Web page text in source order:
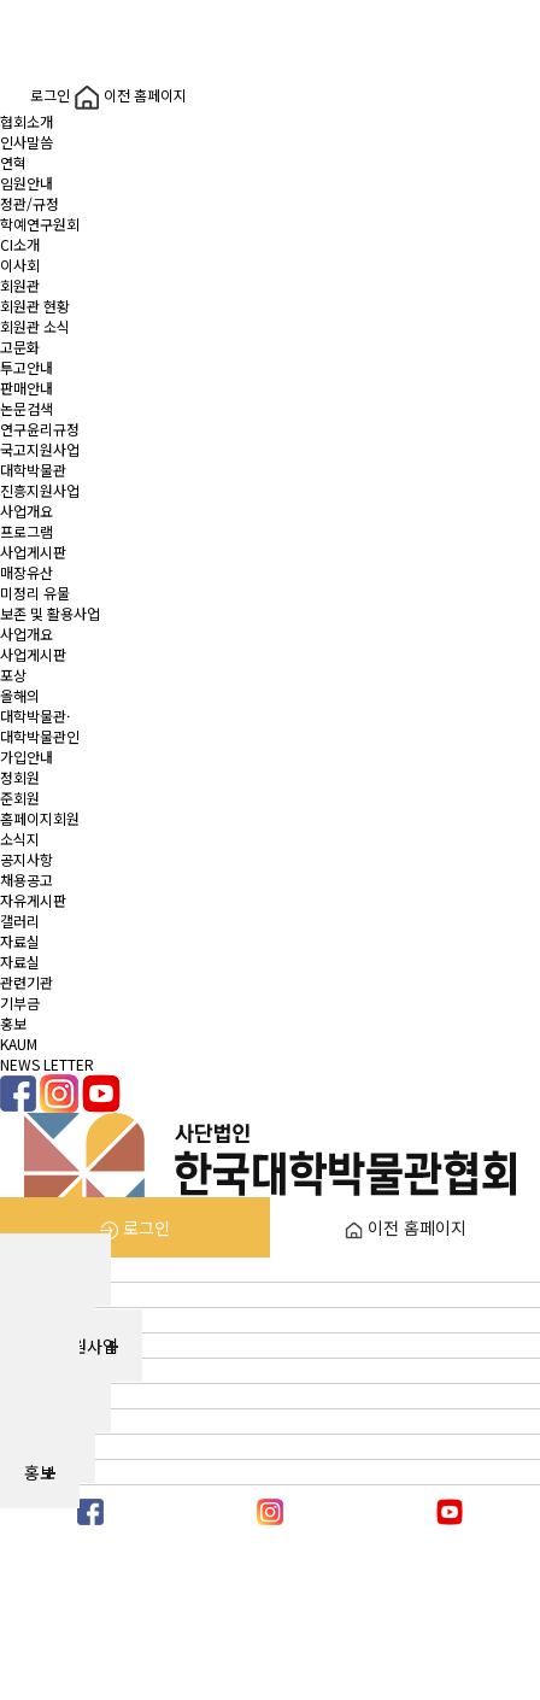
로그인
이전 홈페이지
협회소개
인사말씀
연혁
임원안내
정관/규정
학예연구원회
CI소개
이사회
회원관
회원관 현황
회원관 소식
고문화
투고안내
판매안내
논문검색
연구윤리규정
국고지원사업
대학박물관
진흥지원사업
사업개요
프로그램
사업게시판
매장유산
미정리 유물
보존 및 활용사업
사업개요
사업게시판
포상
올해의
대학박물관·
대학박물관인
가입안내
정회원
준회원
홈페이지회원
소식지
공지사항
채용공고
자유게시판
갤러리
자료실
자료실
관련기관
기부금
홍보
KAUM
NEWS LETTER
로그인
이전 홈페이지
국고지원사업
홍보